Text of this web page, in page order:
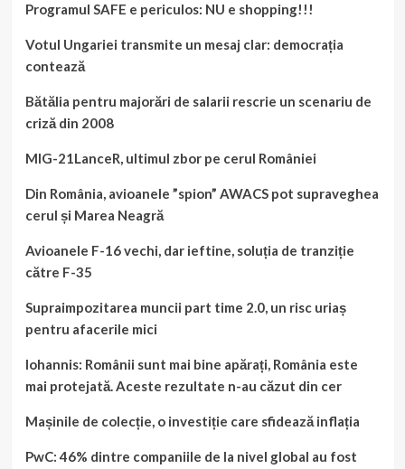
o
pentru
școala
a
trece
era
Programul SAFE e periculos: NU e shopping!!!
Votul Ungariei transmite un mesaj clar: democrația
contează
Bătălia pentru majorări de salarii rescrie un scenariu de
criză din 2008
MIG-21LanceR, ultimul zbor pe cerul României
Din România, avioanele ”spion” AWACS pot supraveghea
cerul și Marea Neagră
Avioanele F-16 vechi, dar ieftine, soluția de tranziție
către F-35
Supraimpozitarea muncii part time 2.0, un risc uriaș
pentru afacerile mici
Iohannis: Românii sunt mai bine apărați, România este
mai protejată. Aceste rezultate n-au căzut din cer
Mașinile de colecție, o investiție care sfidează inflația
PwC: 46% dintre companiile de la nivel global au fost